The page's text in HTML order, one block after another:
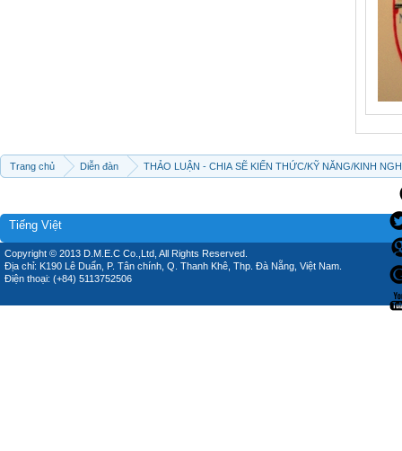
Trang chủ Diễn đàn THẢO LUẬN - CHIA SẼ KIẾN THỨC/KỸ NĂNG/KINH
Tiếng Việt
Copyright © 2013 D.M.E.C Co.,Ltd, All Rights Reserved.
Địa chỉ: K190 Lê Duẩn, P. Tân chính, Q. Thanh Khê, Thp. Đà Nẵng, Việt Nam.
Điện thoại: (+84) 5113752506